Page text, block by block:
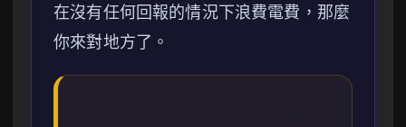
在沒有任何回報的情況下浪費電費，那麼
你來對地方了。